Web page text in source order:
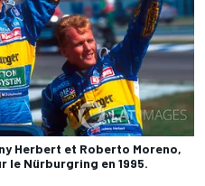
Herbert et Roberto Moreno,
le Nürburgring en 1995.